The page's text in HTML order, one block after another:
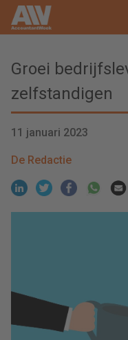
Groei
zelfstandigen
11 januari 2023
De Redactie